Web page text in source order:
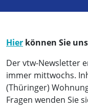
Hier können Sie
Der vtw-Newsletter
immer mittwochs.
(Thüringer)
Fragen wenden Sie